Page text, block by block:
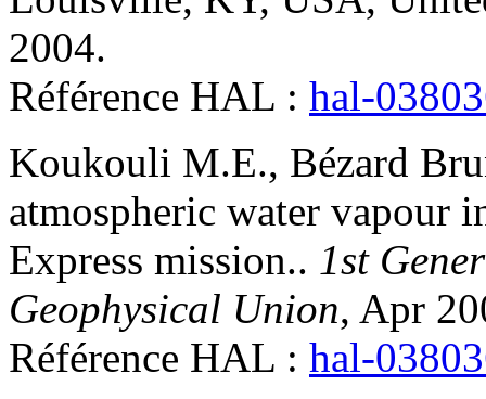
2004.
Référence HAL : hal-
Koukouli M.E., Bézard
atmospheric water vapour
Express mission.. 1st
Geophysical Union, Apr
Référence HAL : hal-